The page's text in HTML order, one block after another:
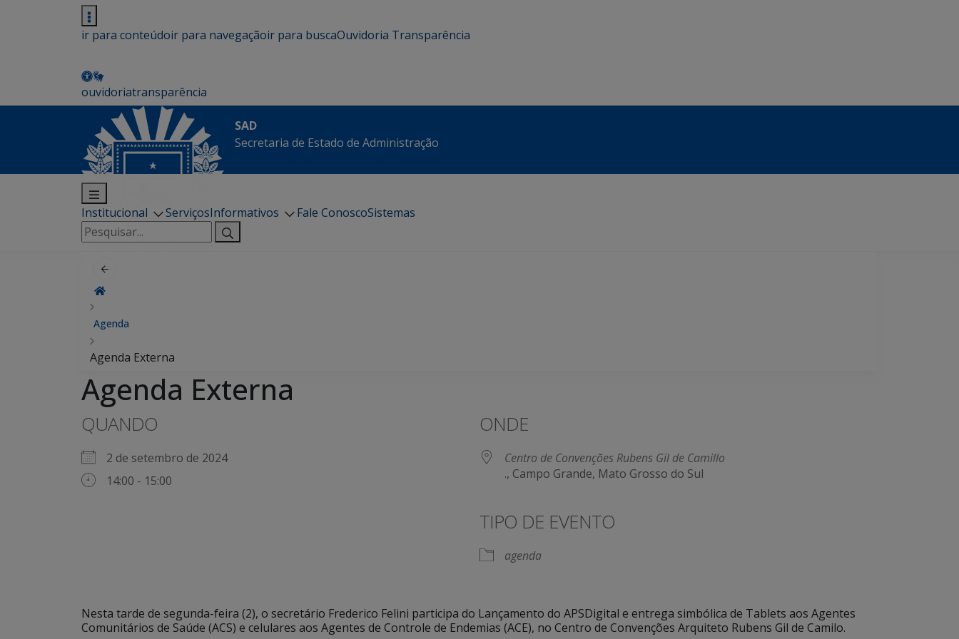
ir para conteúdoir para navegaçãoir para buscaOuvidoria Transparência
ouvidoriatransparência
SAD
Secretaria de Estado de Administração
Institucional ServiçosInformativos Fale ConoscoSistemas
Pesquisar
por:
Agenda
Agenda Externa
Agenda Externa
QUANDO
2 de setembro de 2024
14:00 - 15:00
ONDE
Centro de Convenções Rubens Gil de Camillo
., Campo Grande, Mato Grosso do Sul
TIPO DE EVENTO
agenda
Nesta tarde de segunda-feira (2), o secretário Frederico Felini participa do Lançamento do APSDigital e entrega simbólica de Tablets aos Agentes
Comunitários de Saúde (ACS) e celulares aos Agentes de Controle de Endemias (ACE), no Centro de Convenções Arquiteto Rubens Gil de Camilo.